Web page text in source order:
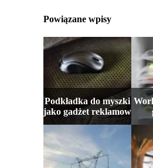
Powiązane wpisy
Podkładka do myszki
jako gadżet reklamow